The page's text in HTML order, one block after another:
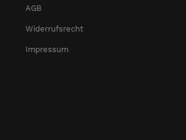
AGB
Widerrufsrecht
Impressum